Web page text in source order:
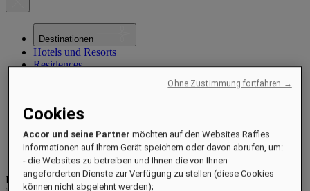
Destinationen
Hotels und Resorts
Residences
Nachhaltigkeit im Raffles
Information
Magazin
Destinationen
Cookies
Accor und seine Partner möchten auf den Websites Raffles
Informationen auf Ihrem Gerät speichern oder davon abrufen, um:
- die Websites zu betreiben und Ihnen die von Ihnen
angeforderten Dienste zur Verfügung zu stellen (diese Cookies
können nicht abgelehnt werden);
Ohne Zustimmung fortfahren →